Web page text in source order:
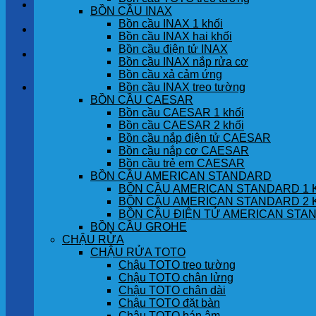
GÓC KHÁCH HÀNG
Chưa có sản phẩm trong giỏ hàng.
BỒN CẦU INAX
Bồn cầu INAX 1 khối
Bồn cầu INAX hai khối
Bồn cầu điện tử INAX
Bồn cầu INAX nắp rửa cơ
Bồn cầu xả cảm ứng
Bồn cầu INAX treo tường
BỒN CẦU CAESAR
Bồn cầu CAESAR 1 khối
Bồn cầu CAESAR 2 khối
Bồn cầu nắp điện tử CAESAR
Bồn cầu nắp cơ CAESAR
Bồn cầu trẻ em CAESAR
BỒN CẦU AMERICAN STANDARD
BỒN CẦU AMERICAN STANDARD 1
BỒN CẦU AMERICAN STANDARD 2
BỒN CẦU ĐIỆN TỬ AMERICAN
BỒN CẦU GROHE
CHẬU RỬA
CHẬU RỬA TOTO
Chậu TOTO treo tường
Chậu TOTO chân lửng
Chậu TOTO chân dài
Chậu TOTO đặt bàn